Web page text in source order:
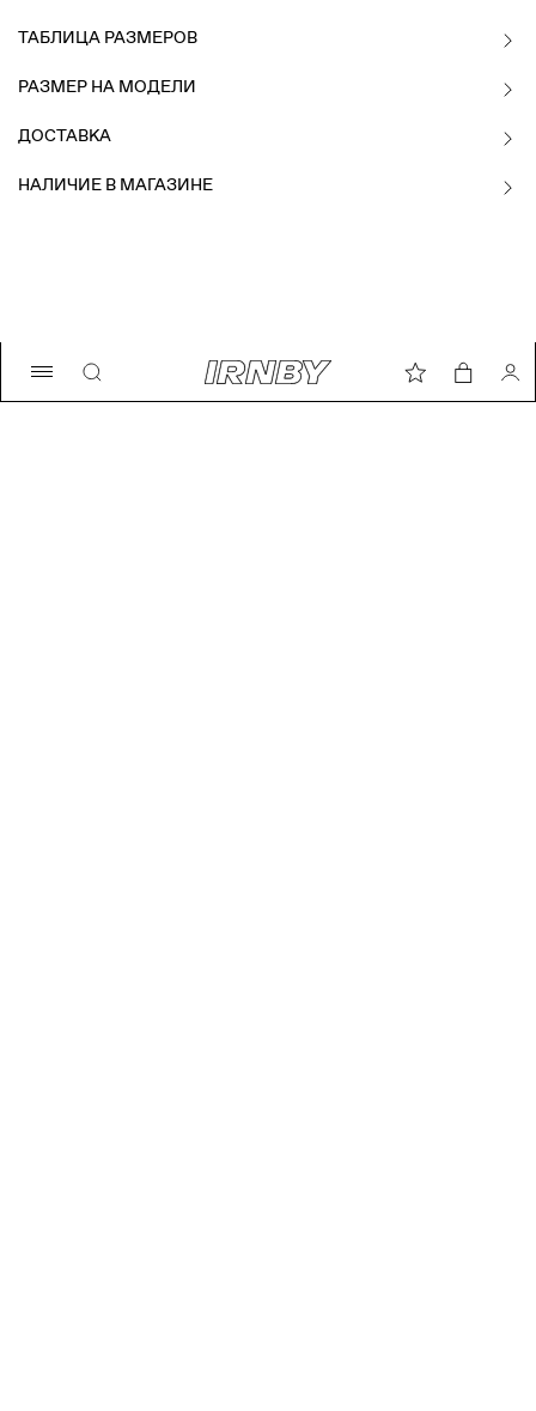
ТАБЛИЦА РАЗМЕРОВ
РАЗМЕР НА МОДЕЛИ
ДОСТАВКА
НАЛИЧИЕ В МАГАЗИНЕ